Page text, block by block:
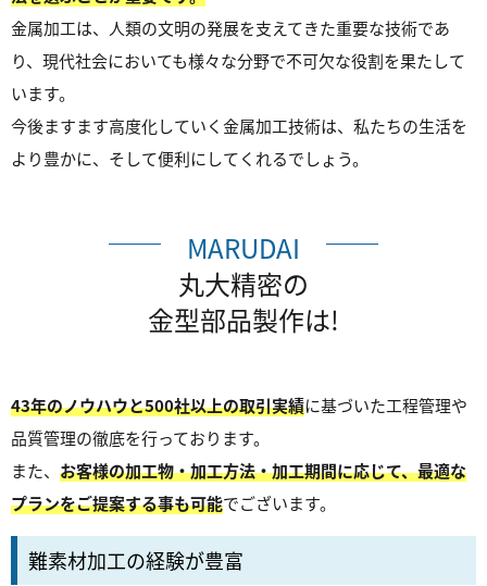
金属加工は、人類の文明の発展を支えてきた重要な技術であ
り、現代社会においても様々な分野で不可欠な役割を果たして
います。
今後ますます高度化していく金属加工技術は、私たちの生活を
より豊かに、そして便利にしてくれるでしょう。
MARUDAI
丸大精密の
金型部品製作は!
43年のノウハウと500社以上の取引実績に基づいた工程管理や
品質管理の徹底を行っております。
また、 お客様の加工物・加工方法・加工期間に応じて、最適な
プランをご提案する事も可能でございます。
難素材加工の経験が豊富